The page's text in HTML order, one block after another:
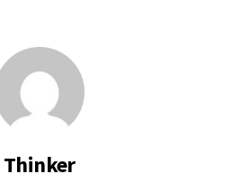
Thinker